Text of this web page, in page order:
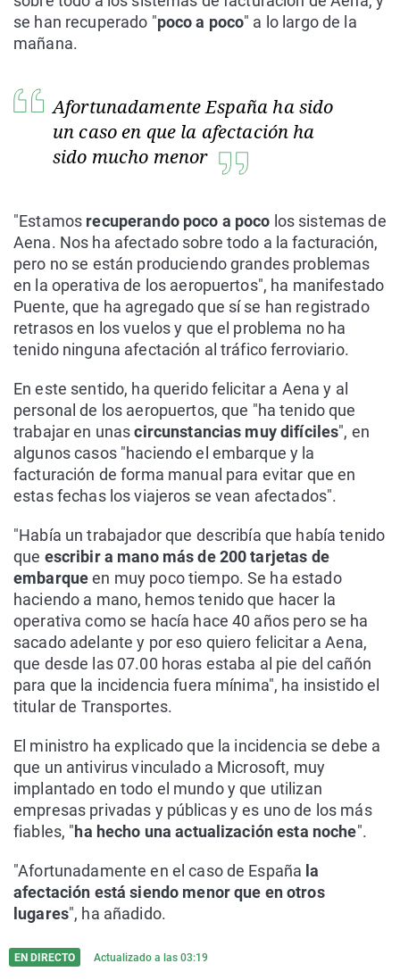
se han recuperado "poco a poco" a lo largo de la
mañana.
Afortunadamente España ha sido
un caso en que la afectación ha
sido mucho menor
"Estamos recuperando poco a poco los sistemas de
Aena. Nos ha afectado sobre todo a la facturación,
pero no se están produciendo grandes problemas
en la operativa de los aeropuertos", ha manifestado
Puente, que ha agregado que sí se han registrado
retrasos en los vuelos y que el problema no ha
tenido ninguna afectación al tráfico ferroviario.
En este sentido, ha querido felicitar a Aena y al
personal de los aeropuertos, que "ha tenido que
trabajar en unascircunstancias muy difíciles", en
algunos casos "haciendo el embarque y la
facturación de forma manual para evitar que en
estas fechas los viajeros se vean afectados".
"Había un trabajador que describía que había tenido
que escribir a mano más de 200 tarjetas de
embarqueen muy poco tiempo. Se ha estado
haciendo a mano, hemos tenido que hacer la
operativa como se hacía hace 40 años pero se ha
sacado adelante y por eso quiero felicitar a Aena,
que desde las 07.00 horas estaba al pie del cañón
para que la incidencia fuera mínima", ha insistido el
titular de Transportes.
El ministro ha explicado que la incidencia se debe a
que un antivirus vinculado a Microsoft, muy
implantado en todo el mundo y que utilizan
empresas privadas y públicas y es uno de los más
fiables, "ha hecho una actualización esta noche".
"Afortunadamente en el caso de España la
afectación está siendo menor que en otros
lugares", ha añadido.
EN DIRECTO Actualizado a las 03:19